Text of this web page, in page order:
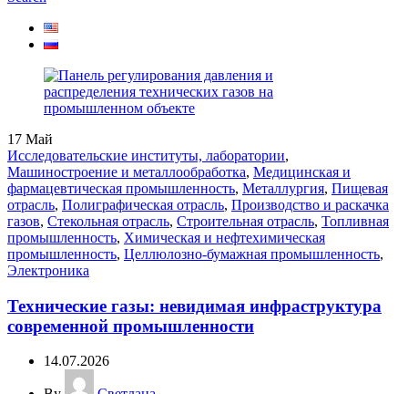
17 Май
Исследовательские институты, лаборатории,
Машиностроение и металлообработка, Медицинская и
фармацевтическая промышленность, Металлургия, Пищевая
отрасль, Полиграфическая отрасль, Производство и раскачка
газов, Стекольная отрасль, Строительная отрасль, Топливная
промышленность, Химическая и нефтехимическая
промышленность, Целлюлозно-бумажная промышленность,
Электроника
Технические газы: невидимая инфраструктура
современной промышленности
14.07.2026